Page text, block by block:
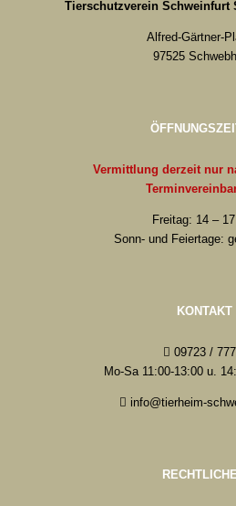
Tierschutzverein Schweinfurt
Alfred-Gärtner-
97525
Vermittlung derzeit nur
Freitag: 14 –
Sonn- und Feiertage:
KONTAKT
09723 /
Mo-Sa 11:00-13:00 u.
info@tierheim-